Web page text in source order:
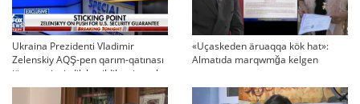
Ukraina Prezidenti Vladimir
Zelenskiy AQŞ-pen qarım-qatınası
jäne qauipsizdik kepildikteri turalı
pikir bildirdi
«Uçaskeden äruaqqa kök hat»:
Almatıda marqwmğa kelgen